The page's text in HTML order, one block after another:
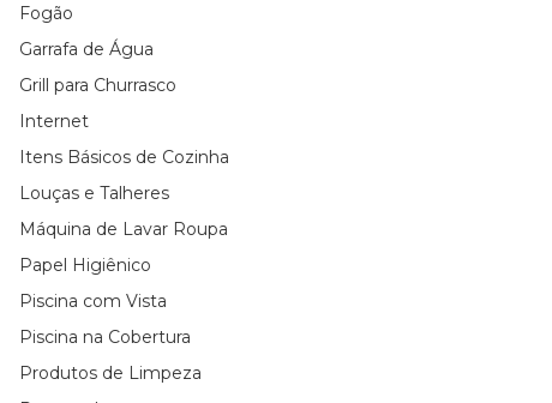
Fogão
Garrafa de Água
Grill para Churrasco
Internet
Itens Básicos de Cozinha
Louças e Talheres
Máquina de Lavar Roupa
Papel Higiênico
Piscina com Vista
Piscina na Cobertura
Produtos de Limpeza